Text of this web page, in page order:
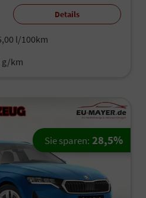
Details
l/100km
g/km
Sie sparen: 28,5%